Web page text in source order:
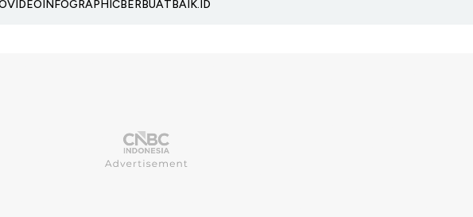
VIDEOINFOGRAPHICBERBUATBAIK.ID